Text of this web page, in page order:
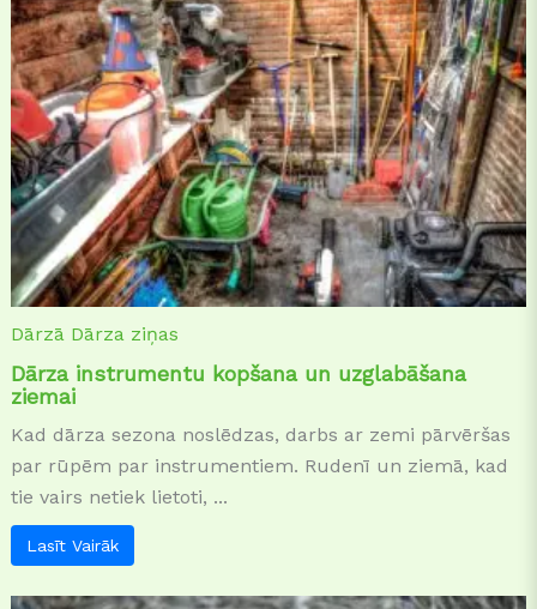
Dārzā Dārza ziņas
Dārza instrumentu kopšana un uzglabāšana
ziemai
Kad dārza sezona noslēdzas, darbs ar zemi pārvēršas
par rūpēm par instrumentiem. Rudenī un ziemā, kad
tie vairs netiek lietoti, ...
Lasīt Vairāk